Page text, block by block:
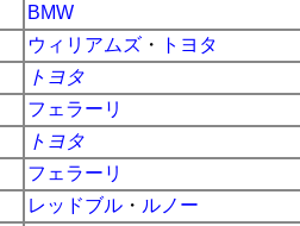
BMW
ウィリアムズ ・ トヨタ
トヨタ
フェラーリ
トヨタ
フェラーリ
レッドブル ・ ルノー